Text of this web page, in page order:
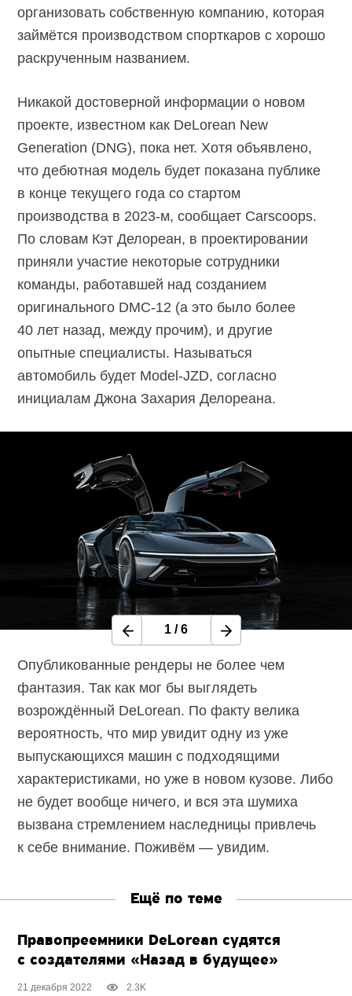
организовать собственную компанию, которая
займётся производством спорткаров с хорошо
раскрученным названием.
Никакой достоверной информации о новом
проекте, известном как DeLorean New
Generation (DNG), пока нет. Хотя объявлено,
что дебютная модель будет показана публике
в конце текущего года со стартом
производства в 2023-м, сообщает Carscoops.
По словам Кэт Делореан, в проектировании
приняли участие некоторые сотрудники
команды, работавшей над созданием
оригинального DMC-12 (а это было более
40 лет назад, между прочим), и другие
опытные специалисты. Называться
автомобиль будет Model-JZD, согласно
инициалам Джона Захария Делореана.
1 /6
Опубликованные рендеры не более чем
фантазия. Так как мог бы выглядеть
возрождённый DeLorean. По факту велика
вероятность, что мир увидит одну из уже
выпускающихся машин с подходящими
характеристиками, но уже в новом кузове. Либо
не будет вообще ничего, и вся эта шумиха
вызвана стремлением наследницы привлечь
к себе внимание. Поживём — увидим.
Ещё по теме
Правопреемники DeLorean судятся
с создателями «Назад в будущее»
21 декабря 2022 2.3K